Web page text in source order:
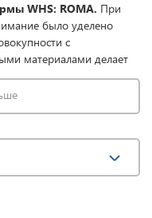
WHS: ROMA. При
было уделено
с
материалами делает
активного отдыха в
из 100% полиэстера
снаружи и
тепло при
мембрана
защиту при мокром